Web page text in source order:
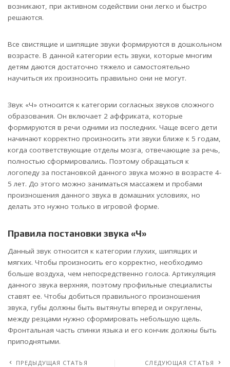
возникают, при активном содействии они легко и быстро
решаются.
Все свистящие и шипящие звуки формируются в дошкольном
возрасте. В данной категории есть звуки, которые многим
детям даются достаточно тяжело и самостоятельно
научиться их произносить правильно они не могут.
Звук «Ч» относится к категории согласных звуков сложного
образования. Он включает 2 аффриката, которые
формируются в речи одними из последних. Чаще всего дети
начинают корректно произносить эти звуки ближе к 5 годам,
когда соответствующие отделы мозга, отвечающие за речь,
полностью сформировались. Поэтому обращаться к
логопеду за постановкой данного звука можно в возрасте 4-
5 лет. До этого можно заниматься массажем и пробами
произношения данного звука в домашних условиях, но
делать это нужно только в игровой форме.
Правила постановки звука «Ч»
Данный звук относится к категории глухих, шипящих и
мягких. Чтобы произносить его корректно, необходимо
больше воздуха, чем непосредственно голоса. Артикуляция
данного звука верхняя, поэтому профильные специалисты
ставят ее. Чтобы добиться правильного произношения
звука, губы должны быть вытянуты вперед и округлены,
между резцами нужно сформировать небольшую щель.
Фронтальная часть спинки языка и его кончик должны быть
приподнятыми.
ПРЕДЫДУЩАЯ СТАТЬЯ СЛЕДУЮЩАЯ СТАТЬЯ